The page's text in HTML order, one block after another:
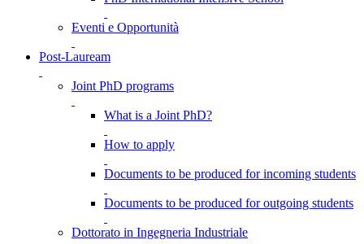
Eventi e Opportunità
Post-Lauream
Joint PhD programs
What is a Joint PhD?
How to apply
Documents to be produced for incoming students
Documents to be produced for outgoing students
Dottorato in Ingegneria Industriale